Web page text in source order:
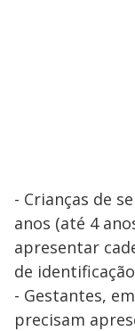
- Crianças de
anos (até 4
apresentar
de
- Gestantes,
precisam